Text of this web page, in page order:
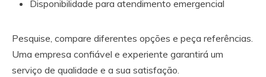
Disponibilidade para atendimento emergencial
Pesquise, compare diferentes opções e peça referências.
Uma empresa confiável e experiente garantirá um
serviço de qualidade e a sua satisfação.